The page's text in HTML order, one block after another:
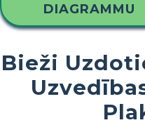
DIAGRAMMU
Bieži